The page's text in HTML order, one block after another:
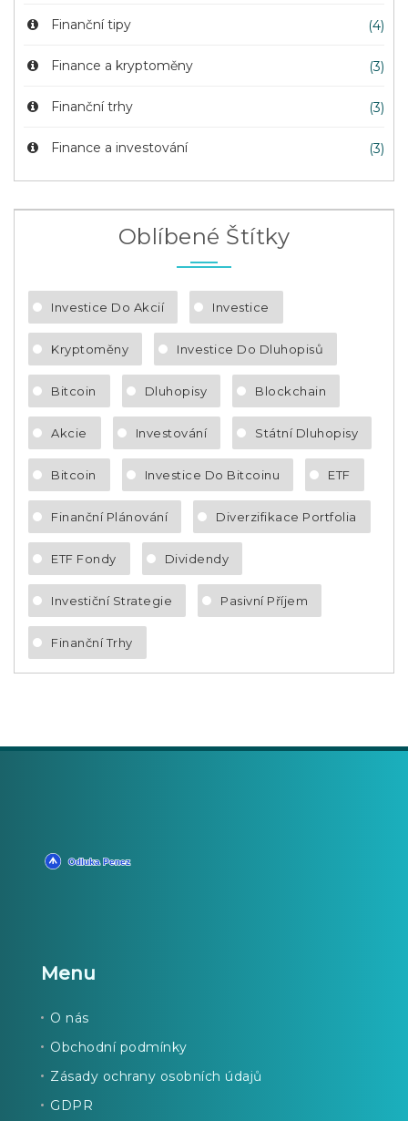
Finanční tipy (4)
Finance a kryptoměny (3)
Finanční trhy (3)
Finance a investování (3)
Oblíbené Štítky
Investice Do Akcií Investice
Kryptoměny Investice Do Dluhopisů
Bitcoin Dluhopisy Blockchain
Akcie Investování Státní Dluhopisy
Bitcoin Investice Do Bitcoinu ETF
Finanční Plánování Diverzifikace Portfolia
ETF Fondy Dividendy
Investiční Strategie Pasivní Příjem
Finanční Trhy
Menu
O nás
Obchodní podmínky
Zásady ochrany osobních údajů
GDPR